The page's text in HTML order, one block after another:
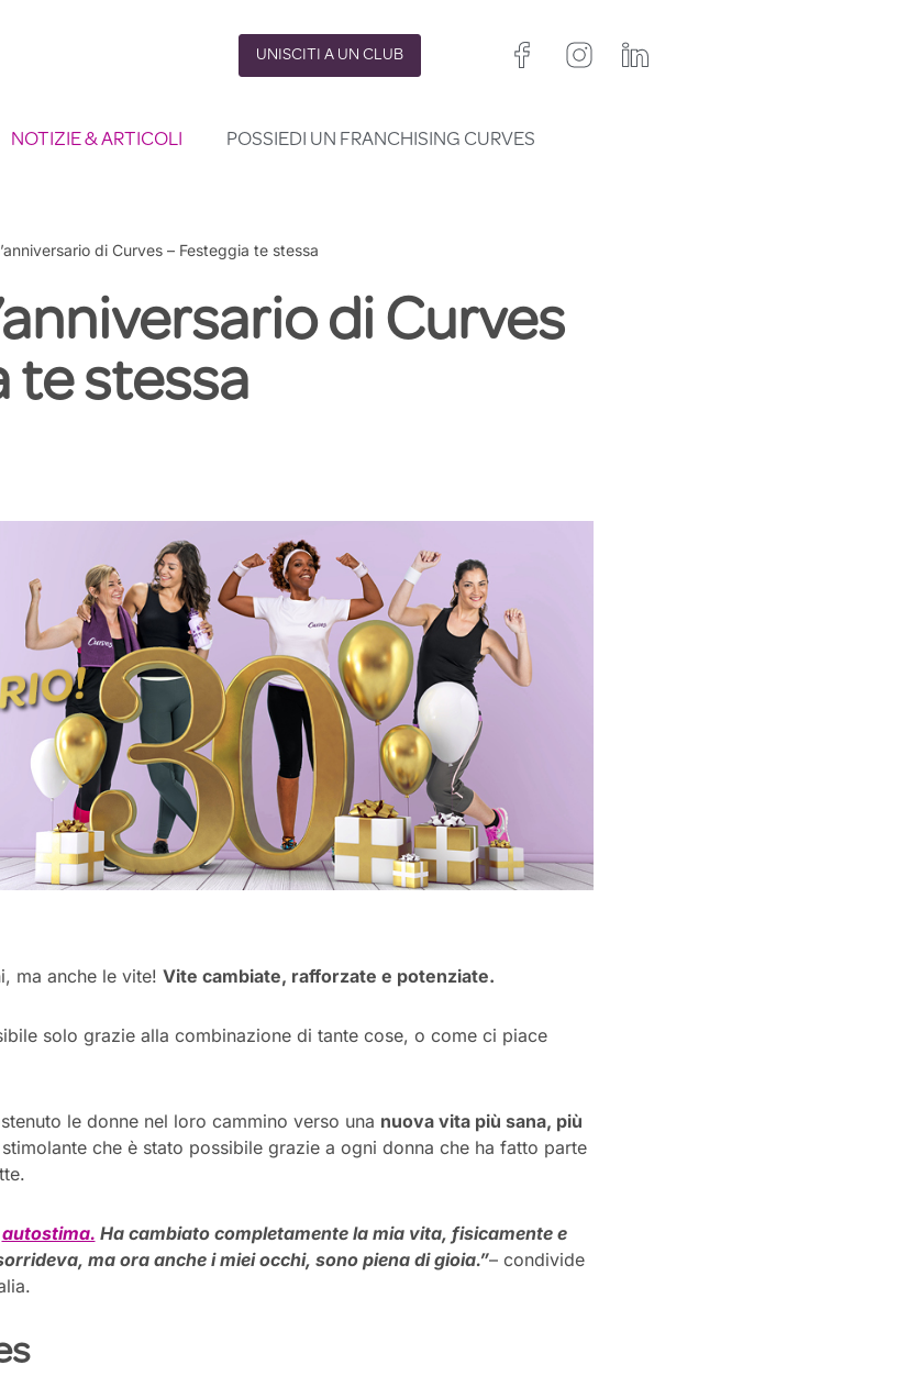
UNISCITI A UN CLUB
NOTIZIE & ARTICOLI POSSIEDI UN FRANCHISING CURVES
di Curves – Festeggia te stessa
di Curves
te stessa
ma anche le vite! Vite cambiate, rafforzate e potenziate.
solo grazie alla combinazione di tante cose, o come ci piace
le donne nel loro cammino verso una nuova vita più sana, più
che è stato possibile grazie a ogni donna che ha fatto parte
autostima. Ha cambiato completamente la mia vita, fisicamente e
, ma ora anche i miei occhi, sono piena di gioia.”–condivide